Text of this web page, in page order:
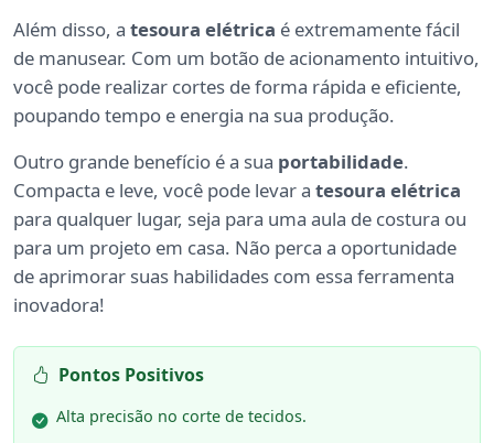
Além disso, a tesoura elétrica é extremamente fácil
de manusear. Com um botão de acionamento intuitivo,
você pode realizar cortes de forma rápida e eficiente,
poupando tempo e energia na sua produção.
Outro grande benefício é a sua portabilidade.
Compacta e leve, você pode levar a tesoura elétrica
para qualquer lugar, seja para uma aula de costura ou
para um projeto em casa. Não perca a oportunidade
de aprimorar suas habilidades com essa ferramenta
inovadora!
Pontos Positivos
Alta precisão no corte de tecidos.